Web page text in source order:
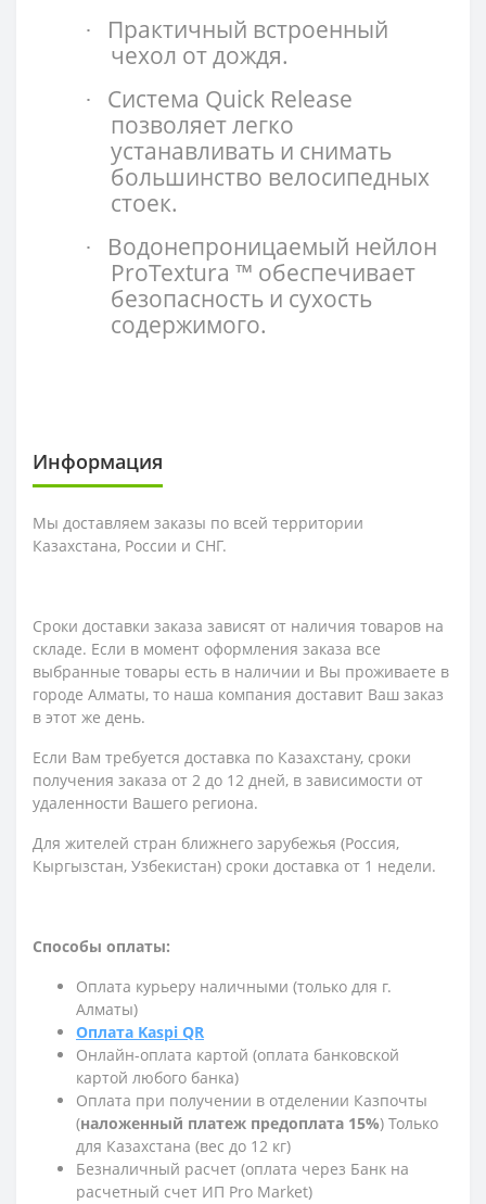
·
Практичный встроенный
чехол от дождя.
·
Система Quick Release
позволяет легко
устанавливать и снимать
большинство велосипедных
стоек.
·
Водонепроницаемый нейлон
ProTextura ™ обеспечивает
безопасность и сухость
содержимого.
Информация
Мы доставляем заказы по всей территории
Казахстана, России и СНГ.
Сроки доставки заказа зависят от наличия товаров на
складе. Если в момент оформления заказа все
выбранные товары есть в наличии и Вы проживаете в
городе Алматы, то наша компания доставит Ваш заказ
в этот же день.
Если Вам требуется доставка по Казахстану, сроки
получения заказа от 2 до 12 дней, в зависимости от
удаленности Вашего региона.
Для жителей стран ближнего зарубежья (Россия,
Кыргызстан, Узбекистан) сроки доставка от 1 недели.
Способы оплаты:
Оплата курьеру наличными (только для г.
Алматы)
Оплата Kaspi QR
Онлайн-оплата картой (оплата банковской
картой любого банка)
Оплата при получении в отделении Казпочты
(наложенный платеж предоплата 15%) Только
для Казахстана (вес до 12 кг)
Безналичный расчет (оплата через Банк на
расчетный счет ИП Pro Market)